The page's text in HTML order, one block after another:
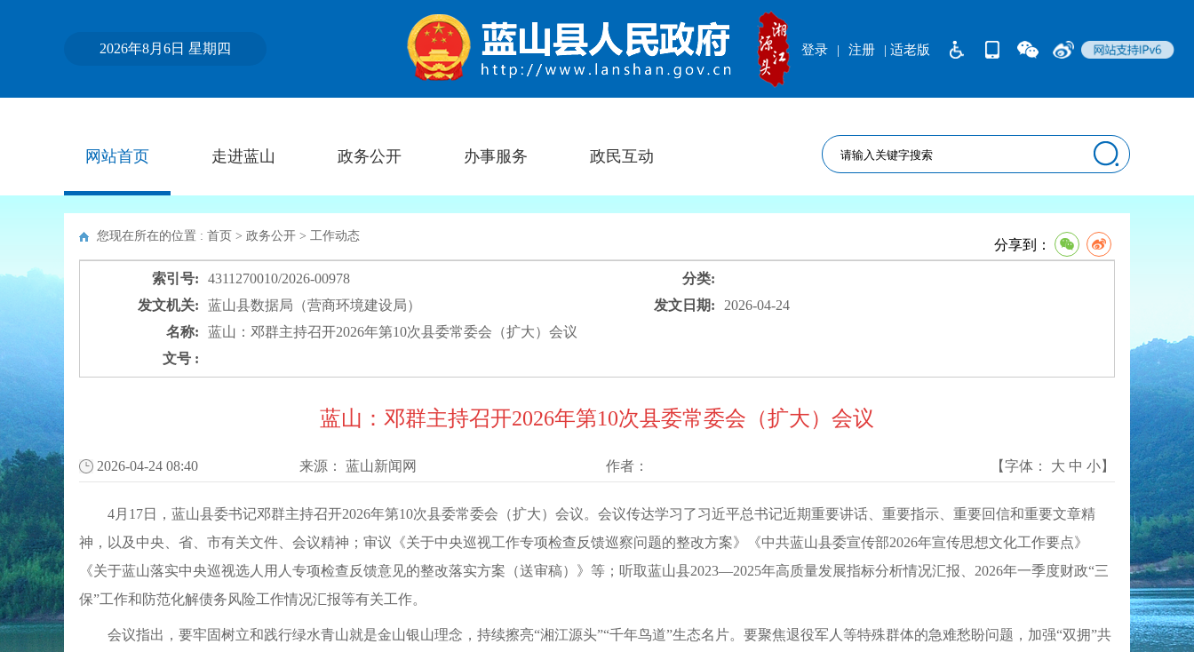
2026年8月6日 星期四 | 适老版
登录 | 注册
网站首页 走进蓝山 政务公开 办事服务 政民互动
您现在所在的位置 : 首页 > 政务公开 > 工作动态
分享到：
索引号: 4311270010/2026-00978
分类:
发文机关:
蓝山县数据局（营商环境建设局） 发文日期:
2026-04-24
名称:
蓝山：邓群主持召开2026年第10次县委常委会（扩大）会议
文号 :
蓝山：邓群主持召开2026年第10次县委常委会（扩大）会议
2026-04-24 08:40 来源： 蓝山新闻网 作者： 【字体： 大 中 小】
4月17日，蓝山县委书记邓群主持召开2026年第10次县委常委会（扩大）会议。会议传达学习了习近平总书记近期重要讲话、重要指示、重要回信和重要文章精
神，以及中央、省、市有关文件、会议精神；审议《关于中央巡视工作专项检查反馈巡察问题的整改方案》《中共蓝山县委宣传部2026年宣传思想文化工作要点》
《关于蓝山落实中央巡视选人用人专项检查反馈意见的整改落实方案（送审稿）》等；听取蓝山县2023—2025年高质量发展指标分析情况汇报、2026年一季度财政“三
保”工作和防范化解债务风险工作情况汇报等有关工作。
会议指出，要牢固树立和践行绿水青山就是金山银山理念，持续擦亮“湘江源头”“千年鸟道”生态名片。要聚焦退役军人等特殊群体的急难愁盼问题，加强“双拥”共